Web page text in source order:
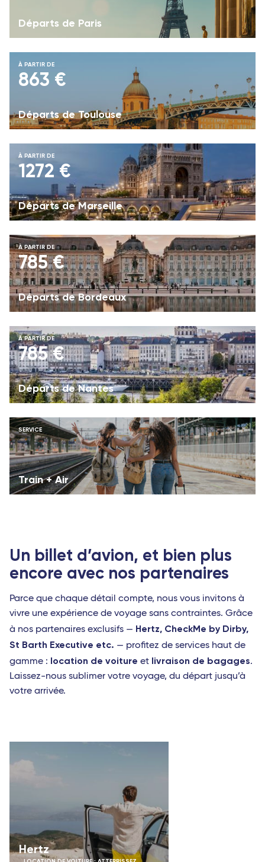
Départs de Paris
Départs de Toulouse
À PARTIR DE
863 €
Départs de Marseille
À PARTIR DE
1272 €
Départs de Bordeaux
À PARTIR DE
785 €
Départs de Nantes
À PARTIR DE
785 €
Train + Air
SERVICE
Un billet d’avion, et bien plus
encore avec nos partenaires
Parce que chaque détail compte, nous vous invitons à
vivre une expérience de voyage sans contraintes. Grâce
à nos partenaires exclusifs — Hertz, CheckMe by Dirby,
St Barth Executive etc. — profitez de services haut de
gamme : location de voiture et livraison de bagages.
Laissez-nous sublimer votre voyage, du départ jusqu’à
votre arrivée.
Hertz